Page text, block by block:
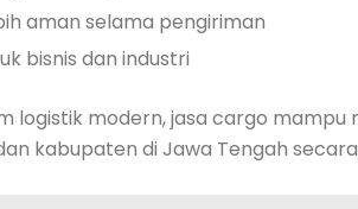
aman selama pengiriman
bisnis dan industri
logistik modern, jasa cargo mampu
kabupaten di Jawa Tengah